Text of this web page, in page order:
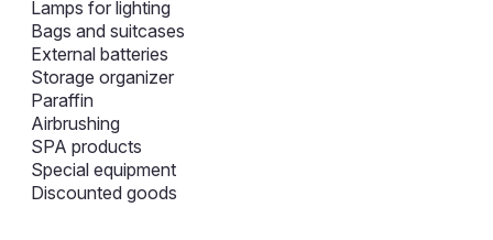
Lamps for lighting
Bags and suitcases
External batteries
Storage organizer
Paraffin
Airbrushing
SPA products
Special equipment
Discounted goods